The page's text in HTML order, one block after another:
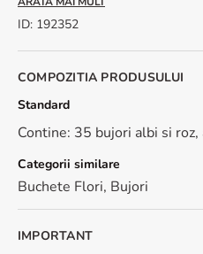
Buchet mixt de 35 de bujori se
comenzii si procesarea platii. La
Modalitati de ingrijire buchet de
coditele florilor. Cauta un vas
proaspata, in lumina, insa ferit de
Sezonalitate:buchetele cu bujori
aprilie-iunie.
ID: 192352
COMPOZITIA PRODUSULUI
Standard
Contine: 35 bujori albi si roz,
Categorii similare
Buchete Flori, Bujori
IMPORTANT